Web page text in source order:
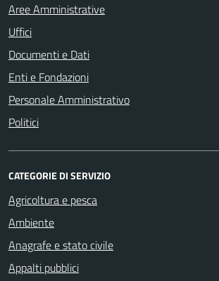
Aree Amministrative
Uffici
Documenti e Dati
Enti e Fondazioni
Personale Amministrativo
Politici
CATEGORIE DI SERVIZIO
Agricoltura e pesca
Ambiente
Anagrafe e stato civile
Appalti pubblici